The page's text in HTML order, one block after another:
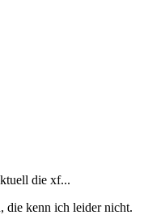
die xf...
die kenn ich leider nicht.